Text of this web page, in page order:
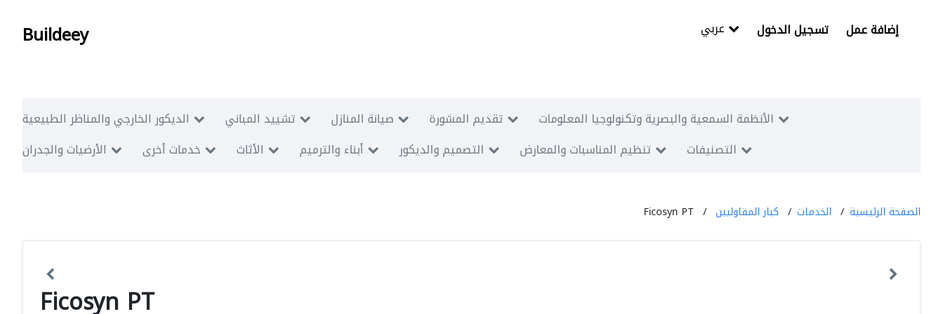
Buildeey تسجيل الدخول إضافة عمل
الديكور الخارجي والمناظر الطبيعية تشييد المباني صيانة المنازل تقديم المشورة
الأنظمة السمعية والبصرية وتكنولوجيا المعلومات
الأرضيات والجدران
خدمات أخرى الأثاث أبناء والترميم التصميم والديكور تنظيم المناسبات والمعارض التصنيفات
الصفحة الرئيسية الخدمات كبار المقاوليين Ficosyn PT
Ficosyn PT